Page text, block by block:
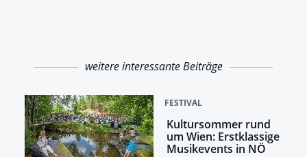
weitere interessante Beiträge
FESTIVAL
Kultursommer rund
um Wien: Erstklassige
Musikevents in NÖ